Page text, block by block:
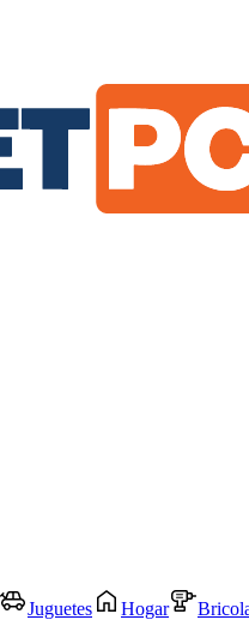
Juguetes Hogar